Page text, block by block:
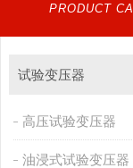
PRODUCT
试验变压器
高压试验变压器
油浸式试验变压器